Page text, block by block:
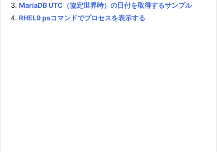
MariaDB UTC（協定世界時）の日付を取得するサンプル
RHEL9 psコマンドでプロセスを表示する